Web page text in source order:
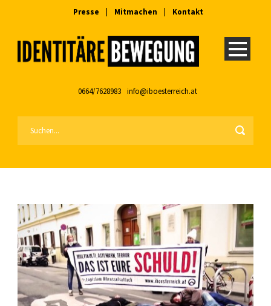
Presse Mitmachen Kontakt
0664/7628983 info@iboesterreich.at